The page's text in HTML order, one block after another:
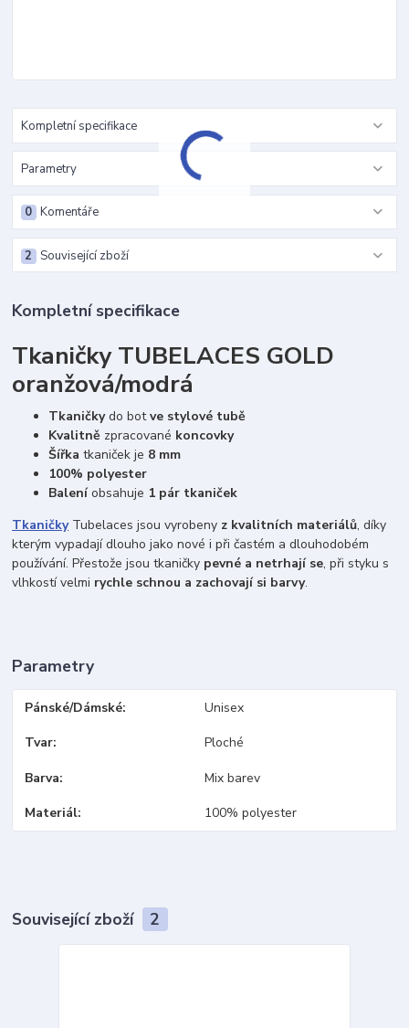
Kompletní specifikace
Parametry
Komentáře
0
Související zboží
2
Kompletní specifikace
Tkaničky TUBELACES GOLD
oranžová/modrá
Tkaničkydo botve stylové tubě
Kvalitně zpracované koncovky
Šířkatkaniček je 8 mm
100% polyester
Baleníobsahuje 1 pár tkaniček
TkaničkyTubelaces jsou vyrobeny z kvalitních materiálů, díky
kterým vypadají dlouho jako nové i při častém a dlouhodobém
používání. Přestože jsou tkaničky pevné a netrhají se, při styku s
vlhkostí velmi rychle schnou a zachovají si barvy.
Parametry
Pánské/Dámské Unisex
Tvar Ploché
Barva Mix barev
Materiál 100% polyester
Související zboží 2